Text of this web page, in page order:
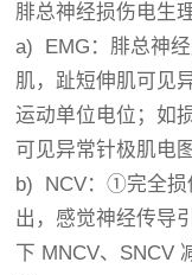
腓总神经损伤电生
a) EMG：腓总神
肌，趾短伸肌可见
运动单位电位；如
可见异常针极肌电
b) NCV：①完全损
出，感觉神经传导
下 MNCV、SNCV